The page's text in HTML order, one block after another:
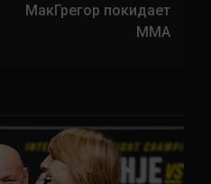
МакГрегор покидает
ММА